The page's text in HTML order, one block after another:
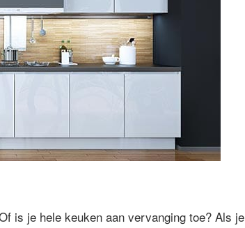
is je hele keuken aan vervanging toe? Als je